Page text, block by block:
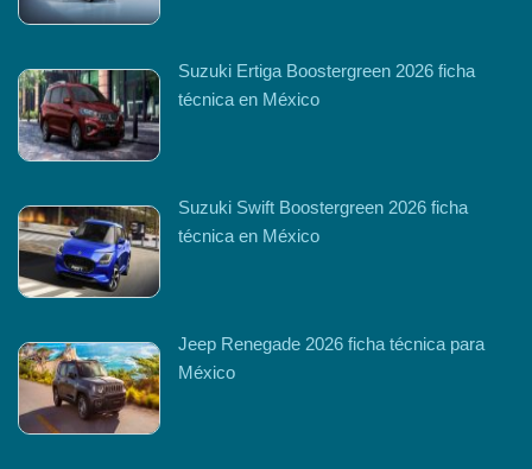
Suzuki Ertiga Boostergreen 2026 ficha
técnica en México
Suzuki Swift Boostergreen 2026 ficha
técnica en México
Jeep Renegade 2026 ficha técnica para
México